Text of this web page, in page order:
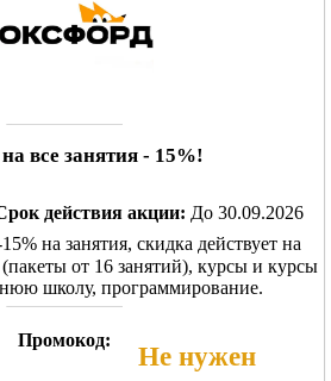
все занятия - 15%!
действия акции: До 30.09.2026
на занятия, скидка действует на
(пакеты от 16 занятий), курсы и курсы
школу, программирование.
Промокод:
Не нужен